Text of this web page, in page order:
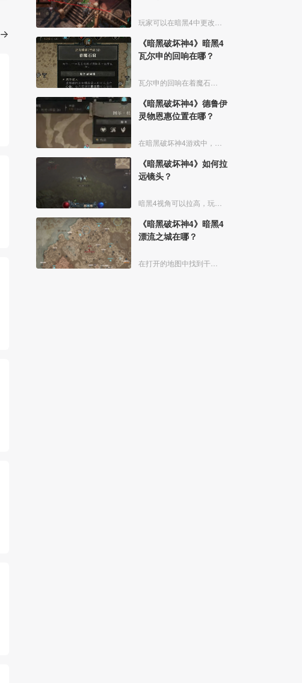
《暗黑破坏神4》暗黑4
瓦尔申的回响在哪？
《暗黑破坏神4》德鲁伊
灵物恩惠位置在哪？
《暗黑破坏神4》如何拉
远镜头？
《暗黑破坏神4》暗黑4
漂流之城在哪？